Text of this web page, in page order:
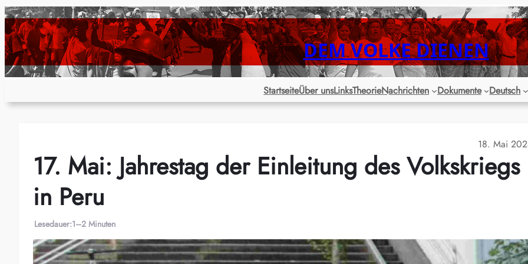
Zum
Inhalt
springen
DEM VOLKE DIENEN
StartseiteÜber unsLinksTheorieNachrichten Dokumente Deutsch
18. Mai
17. Mai: Jahrestag der Einleitung des Volkskriegs
in Peru
Lesedauer:1–2 Minuten